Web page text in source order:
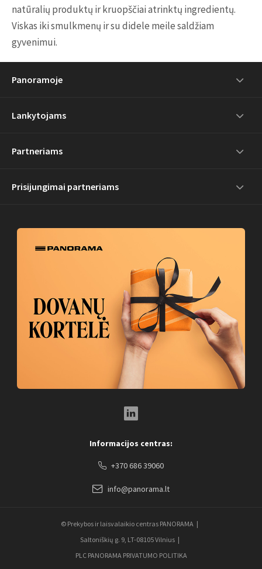
natūralių produktų ir kruopščiai atrinktų ingredientų.
Viskas iki smulkmenų ir su didele meile saldžiam
gyvenimui.
Panoramoje
Lankytojams
Partneriams
Prisijungimai partneriams
Informacijos centras:
+370 686 39060
info@panorama.lt
© Prekybos ir laisvalaikio centras PANORAMA
Saltoniškių g. 9, LT-08105 Vilnius
PLC PANORAMA PRIVATUMO POLITIKA